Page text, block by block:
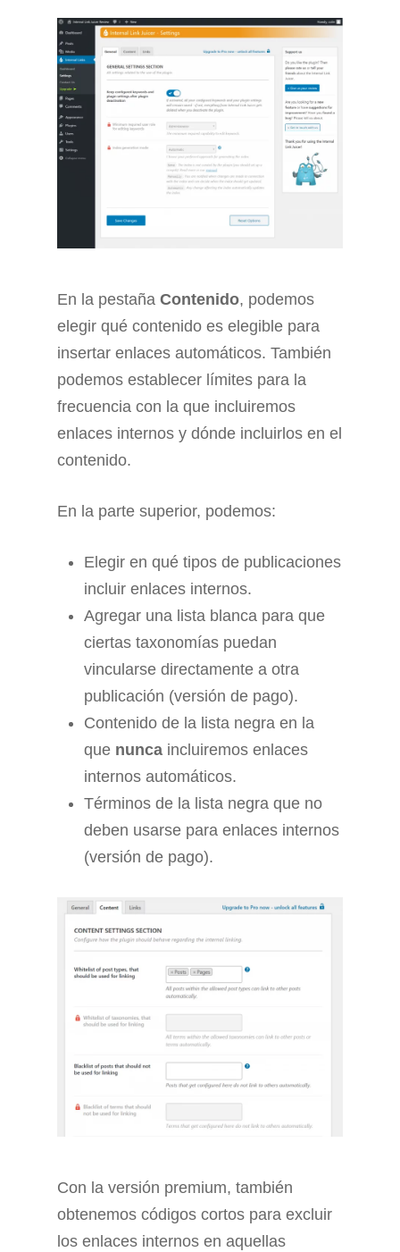
En la pestaña Contenido, podemos
elegir qué contenido es elegible para
insertar enlaces automáticos. También
podemos establecer límites para la
frecuencia con la que incluiremos
enlaces internos y dónde incluirlos en el
contenido.
En la parte superior, podemos:
Elegir en qué tipos de publicaciones
incluir enlaces internos.
Agregar una lista blanca para que
ciertas taxonomías puedan
vincularse directamente a otra
publicación (versión de pago).
Contenido de la lista negra en la
que nunca incluiremos enlaces
internos automáticos.
Términos de la lista negra que no
deben usarse para enlaces internos
(versión de pago).
Con la versión premium, también
obtenemos códigos cortos para excluir
los enlaces internos en aquellas